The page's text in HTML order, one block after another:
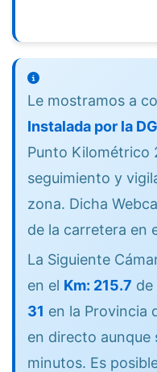
Le mostramos a
Instalada por la
Punto Kilométrico
seguimiento y
zona. Dicha
de la carretera en
La Siguiente
en el Km: 215.7 de
31 en la Provincia
en directo aunque
minutos. Es